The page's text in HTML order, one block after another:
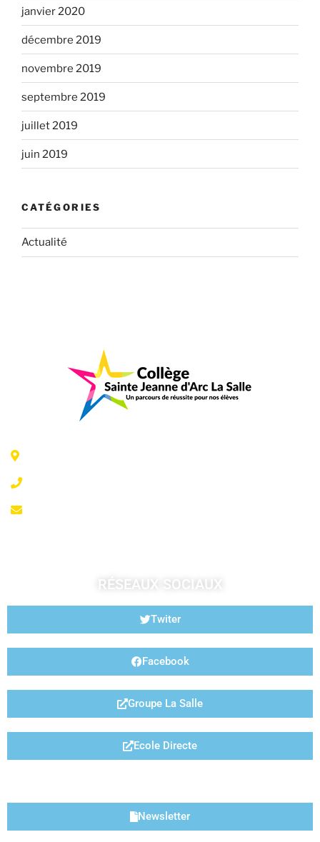
janvier 2020
décembre 2019
novembre 2019
septembre 2019
juillet 2019
juin 2019
CATÉGORIES
Actualité
RÉSEAUX SOCIAUX
Twiter
Facebook
Groupe La Salle
Ecole Directe
Newsletter